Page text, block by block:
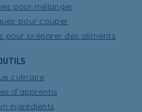
pour mélanger
pour couper
pour préparer des aliments
culinaire
d’apprentis
ingrédients